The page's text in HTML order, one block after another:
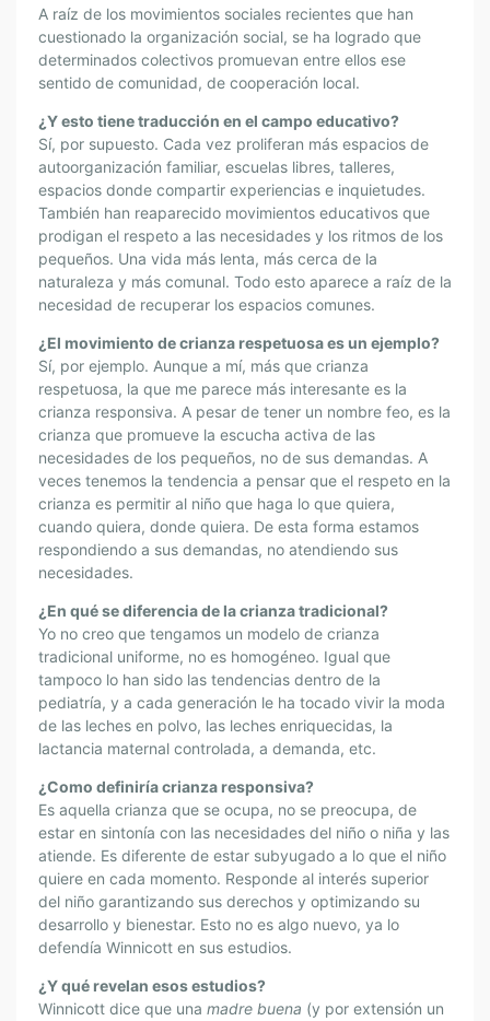
A raíz de los movimientos sociales recientes que han
cuestionado la organización social, se ha logrado que
determinados colectivos promuevan entre ellos ese
sentido de comunidad, de cooperación local.
¿Y esto tiene traducción en el campo educativo?
Sí, por supuesto. Cada vez proliferan más espacios de
autoorganización familiar, escuelas libres, talleres,
espacios donde compartir experiencias e inquietudes.
También han reaparecido movimientos educativos que
prodigan el respeto a las necesidades y los ritmos de los
pequeños. Una vida más lenta, más cerca de la
naturaleza y más comunal. Todo esto aparece a raíz de la
necesidad de recuperar los espacios comunes.
¿El movimiento de crianza respetuosa es un ejemplo?
Sí, por ejemplo. Aunque a mí, más que crianza
respetuosa, la que me parece más interesante es la
crianza responsiva. A pesar de tener un nombre feo, es la
crianza que promueve la escucha activa de las
necesidades de los pequeños, no de sus demandas. A
veces tenemos la tendencia a pensar que el respeto en la
crianza es permitir al niño que haga lo que quiera,
cuando quiera, donde quiera. De esta forma estamos
respondiendo a sus demandas, no atendiendo sus
necesidades.
¿En qué se diferencia de la crianza tradicional?
Yo no creo que tengamos un modelo de crianza
tradicional uniforme, no es homogéneo. Igual que
tampoco lo han sido las tendencias dentro de la
pediatría, y a cada generación le ha tocado vivir la moda
de las leches en polvo, las leches enriquecidas, la
lactancia maternal controlada, a demanda, etc.
¿Como definiría crianza responsiva?
Es aquella crianza que se ocupa, no se preocupa, de
estar en sintonía con las necesidades del niño o niña y las
atiende. Es diferente de estar subyugado a lo que el niño
quiere en cada momento. Responde al interés superior
del niño garantizando sus derechos y optimizando su
desarrollo y bienestar. Esto no es algo nuevo, ya lo
defendía Winnicott en sus estudios.
¿Y qué revelan esos estudios?
Winnicott dice que una madre buena (y por extensión un